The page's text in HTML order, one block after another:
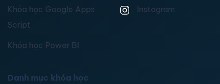
Khóa học Google Apps
Script
Khóa học Power BI
Instagram
Danh mục khóa học